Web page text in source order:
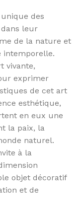
des
dans leur
de la nature et
intemporelle.
vivante,
exprimer
de cet art
esthétique,
en eux une
la paix, la
naturel.
à la
objet décoratif
et de